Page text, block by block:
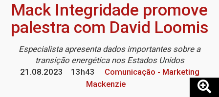
Mack Integridade promove
palestra com David Loomis
Especialista apresenta dados importantes sobre a
transição energética nos Estados Unidos
21.08.2023
13h43
Comunicação - Marketing
Mackenzie